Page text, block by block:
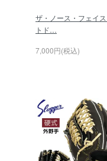
ザ・ノース・フェイ
トド…
7,000円(税込)